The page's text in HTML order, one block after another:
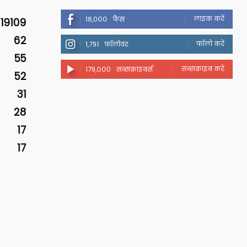
19109
62
55
52
31
28
17
17
18,000 फैंस लाइक करें
1,791 फॉलोवर फॉलो करें
179,000 सब्सक्राइबर्स सब्सक्राइब करें